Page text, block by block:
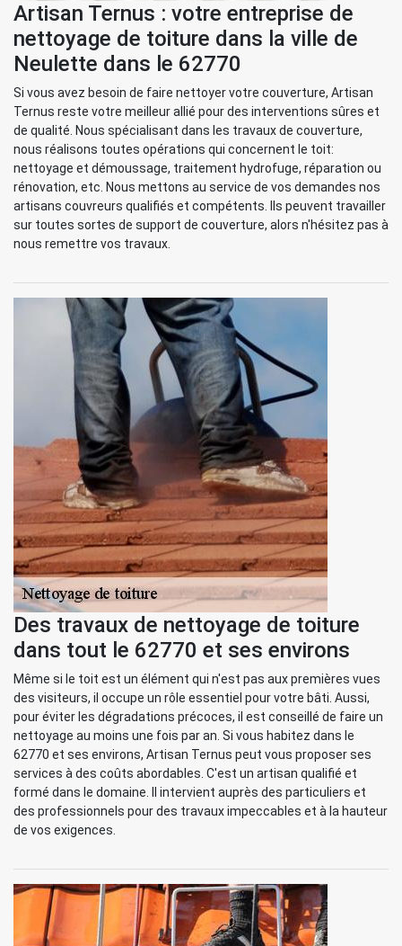
Artisan Ternus : votre entreprise de
nettoyage de toiture dans la ville de
Neulette dans le 62770
Si vous avez besoin de faire nettoyer votre couverture, Artisan
Ternus reste votre meilleur allié pour des interventions sûres et
de qualité. Nous spécialisant dans les travaux de couverture,
nous réalisons toutes opérations qui concernent le toit:
nettoyage et démoussage, traitement hydrofuge, réparation ou
rénovation, etc. Nous mettons au service de vos demandes nos
artisans couvreurs qualifiés et compétents. Ils peuvent travailler
sur toutes sortes de support de couverture, alors n'hésitez pas à
nous remettre vos travaux.
Des travaux de nettoyage de toiture
dans tout le 62770 et ses environs
Même si le toit est un élément qui n'est pas aux premières vues
des visiteurs, il occupe un rôle essentiel pour votre bâti. Aussi,
pour éviter les dégradations précoces, il est conseillé de faire un
nettoyage au moins une fois par an. Si vous habitez dans le
62770 et ses environs, Artisan Ternus peut vous proposer ses
services à des coûts abordables. C'est un artisan qualifié et
formé dans le domaine. Il intervient auprès des particuliers et
des professionnels pour des travaux impeccables et à la hauteur
de vos exigences.